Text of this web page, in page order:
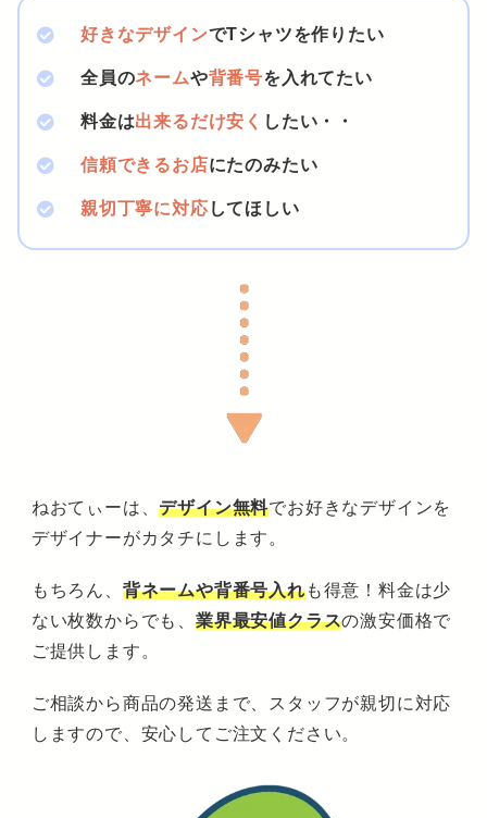
好きなデザインでTシャツを作りたい
全員のネームや背番号を入れてたい
料金は出来るだけ安く したい・・
信頼できるお店にたのみたい
親切丁寧に対応 してほしい
ねおてぃーは、デザイン無料でお好きなデザインを
デザイナーがカタチにします。
もちろん、 背ネームや背番号入れも得意！料金は少
ない枚数からでも、 業界最安値クラスの激安価格で
ご提供します。
ご相談から商品の発送まで、スタッフが親切に対応
しますので、安心してご注文ください。